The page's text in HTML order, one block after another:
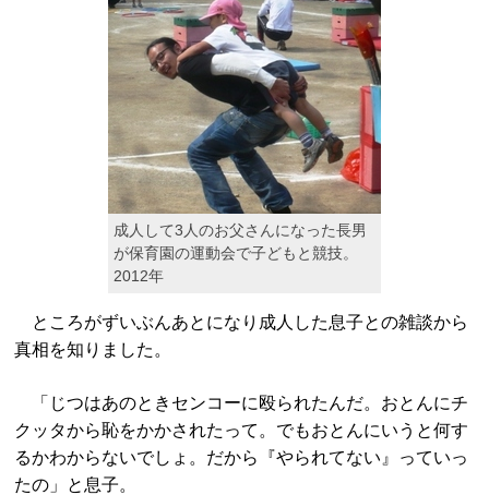
成人して3人のお父さんになった長男
が保育園の運動会で子どもと競技。
2012年
ところがずいぶんあとになり成人した息子との雑談から
真相を知りました。
「じつはあのときセンコーに殴られたんだ。おとんにチ
クッタから恥をかかされたって。でもおとんにいうと何す
るかわからないでしょ。だから『やられてない』っていっ
たの」と息子。